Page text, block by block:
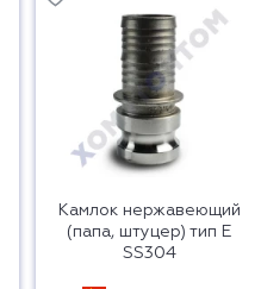
Камлок нержавеющий
(папа, штуцер) тип E
SS304